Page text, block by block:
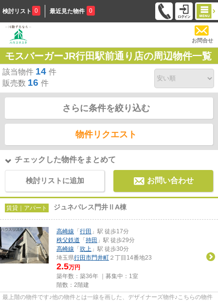
検討リスト 0 最近見た物件 0
お問合せ
モスバーガーJR行田駅前通り店の周辺物件一覧
該当物件 14 件
販売数 16 件
さらに条件を絞り込む
物件リクエスト
チェックした物件をまとめて
検討リストに追加 お問い合わせ
賃貸｜アパート ジュネパレス門井ⅡA棟
高崎線 「 行田 」駅 徒歩17分
秩父鉄道 「 持田 」駅 徒歩29分
高崎線 「 吹上 」駅 徒歩30分
埼玉県行田市門井町 ２丁目14番地23
2.5万円
築年数：築36年 ｜募集中： 1室
階数：2階建
最上階の物件です♪他の物件とは一線を画した、デザイナーズ物件♪こちらの物件